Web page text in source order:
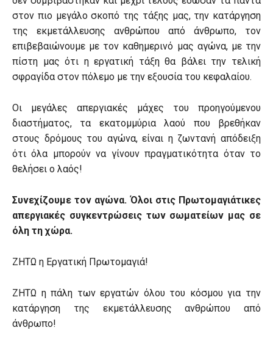
στον πιο μεγάλο σκοπό της τάξης μας, την κατάργηση
της εκμετάλλευσης ανθρώπου από άνθρωπο, τον
επιβεβαιώνουμε με τον καθημερινό μας αγώνα, με την
πίστη μας ότι η εργατική τάξη θα βάλει την τελική
σφραγίδα στον πόλεμο με την εξουσία του κεφαλαίου.
Οι μεγάλες απεργιακές μάχες του προηγούμενου
διαστήματος, τα εκατομμύρια λαού που βρεθήκαν
στους δρόμους του αγώνα, είναι η ζωντανή απόδειξη
ότι όλα μπορούν να γίνουν πραγματικότητα όταν το
θελήσει ο λαός!
Συνεχίζουμε τον αγώνα. Όλοι στις Πρωτομαγιάτικες
απεργιακές συγκεντρώσεις των σωματείων μας σε
όλη τη χώρα.
ΖΗΤΩ η Εργατική Πρωτομαγιά!
ΖΗΤΩ η πάλη των εργατών όλου του κόσμου για την
κατάργηση της εκμετάλλευσης ανθρώπου από
άνθρωπο!